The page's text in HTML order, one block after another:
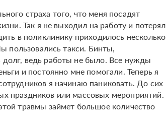
страха того, что меня посадят
Так я не выходил на работу и потерял
в поликлинику приходилось несколько
пользовались такси. Бинты,
ведь работы не было. Все нужды
и постоянно мне помогали. Теперь я
я начинаю паниковать. До сих
праздников или массовых мероприятий.
травмы займет большое количество